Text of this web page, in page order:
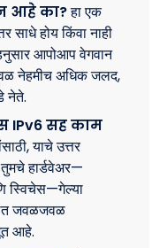
आहे का?हा एक
साधे होय किंवा नाही
आपोआप वेगवान
नेहमीच अधिक जलद,
नेते.
IPv6 सह काम
याचे उत्तर
हार्डवेअर—
स्विचेस—गेल्या
जवळजवळ
आहे.